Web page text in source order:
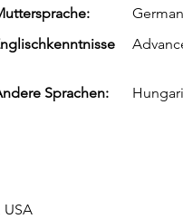
German
Sprachen: